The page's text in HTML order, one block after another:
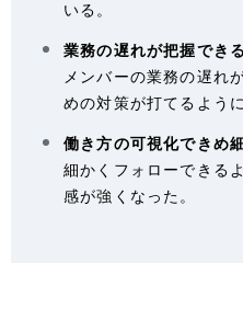
いる。
業務の遅れが把握でき
メンバーの業務の遅れ
めの対策が打てるように
働き方の可視化できめ
細かくフォローできる
感が強くなった。